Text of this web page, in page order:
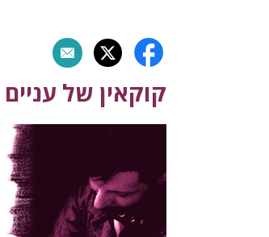
קוקאין של עניים